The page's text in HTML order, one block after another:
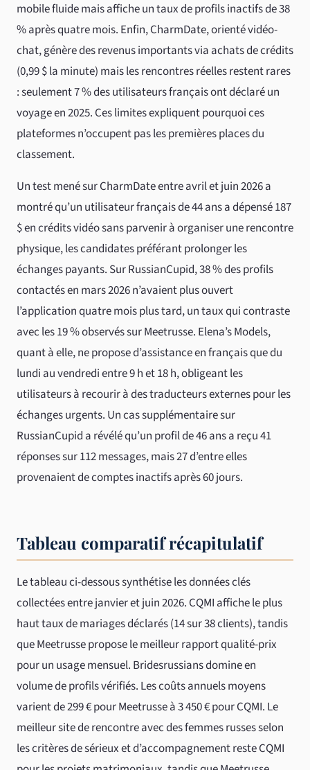
mobile fluide mais affiche un taux de profils inactifs de 38
% après quatre mois. Enfin, CharmDate, orienté vidéo-
chat, génère des revenus importants via achats de crédits
(0,99 $ la minute) mais les rencontres réelles restent rares
: seulement 7 % des utilisateurs français ont déclaré un
voyage en 2025. Ces limites expliquent pourquoi ces
plateformes n’occupent pas les premières places du
classement.
Un test mené sur CharmDate entre avril et juin 2026 a
montré qu’un utilisateur français de 44 ans a dépensé 187
$ en crédits vidéo sans parvenir à organiser une rencontre
physique, les candidates préférant prolonger les
échanges payants. Sur RussianCupid, 38 % des profils
contactés en mars 2026 n’avaient plus ouvert
l’application quatre mois plus tard, un taux qui contraste
avec les 19 % observés sur Meetrusse. Elena’s Models,
quant à elle, ne propose d’assistance en français que du
lundi au vendredi entre 9 h et 18 h, obligeant les
utilisateurs à recourir à des traducteurs externes pour les
échanges urgents. Un cas supplémentaire sur
RussianCupid a révélé qu’un profil de 46 ans a reçu 41
réponses sur 112 messages, mais 27 d’entre elles
provenaient de comptes inactifs après 60 jours.
Tableau comparatif récapitulatif
Le tableau ci-dessous synthétise les données clés
collectées entre janvier et juin 2026. CQMI affiche le plus
haut taux de mariages déclarés (14 sur 38 clients), tandis
que Meetrusse propose le meilleur rapport qualité-prix
pour un usage mensuel. Bridesrussians domine en
volume de profils vérifiés. Les coûts annuels moyens
varient de 299 € pour Meetrusse à 3 450 € pour CQMI. Le
meilleur site de rencontre avec des femmes russes selon
les critères de sérieux et d’accompagnement reste CQMI